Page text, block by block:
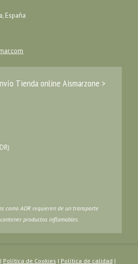
España
Tienda online Aismarzone >
como ADR requieren de un transporte
productos inflamables.
| Política de Cookies | Política de calidad |